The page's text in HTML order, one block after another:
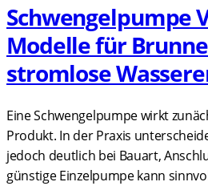
Schwengelpumpe
Modelle für
stromlose
Eine Schwengelpumpe wirkt
Produkt. In der Praxis
jedoch deutlich bei Bauart,
günstige Einzelpumpe kann